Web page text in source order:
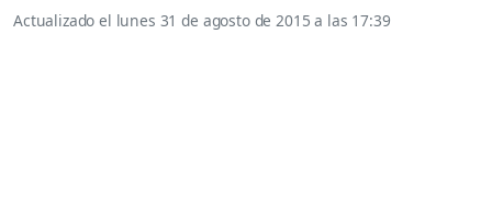
Actualizado el lunes 31 de agosto de 2015 a las 17:39